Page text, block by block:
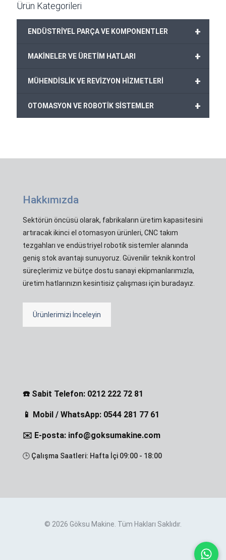
Ürün Kategorileri
+
ENDÜSTRİYEL PARÇA VE KOMPONENTLER
+
MAKİNELER VE ÜRETİM HATLARI
+
MÜHENDİSLİK VE REVİZYON HİZMETLERİ
+
OTOMASYON VE ROBOTİK SİSTEMLER
Hakkımızda
Sektörün öncüsü olarak, fabrikaların üretim kapasitesini
artıracak ikinci el otomasyon ürünleri, CNC takım
tezgahları ve endüstriyel robotik sistemler alanında
geniş stok avantajı sunuyoruz. Güvenilir teknik kontrol
süreçlerimiz ve bütçe dostu sanayi ekipmanlarımızla,
üretim hatlarınızın kesintisiz çalışması için buradayız.
Ürünlerimizi İnceleyin
☎️ Sabit Telefon: 0212 222 72 81
📱 Mobil / WhatsApp: 0544 281 77 61
✉️ E-posta: info@goksumakine.com
🕒 Çalışma Saatleri: Hafta İçi 09:00 - 18:00